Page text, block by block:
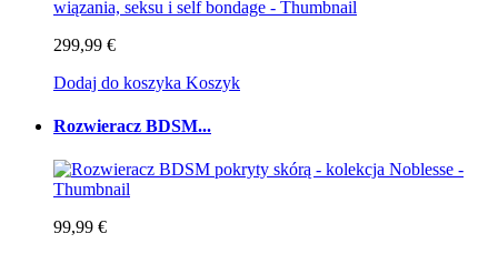
299,99 €
Dodaj do koszyka Koszyk
Rozwieracz BDSM...
99,99 €